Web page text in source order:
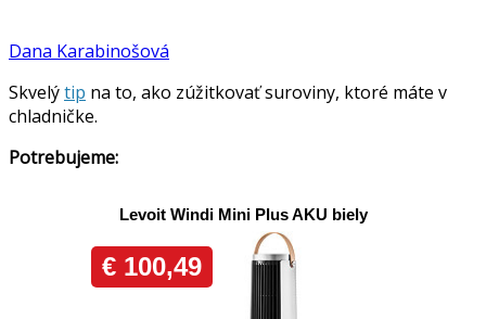
Dana Karabinošová
Skvelýtip na to, ako zúžitkovať suroviny, ktoré máte v
chladničke.
Potrebujeme: